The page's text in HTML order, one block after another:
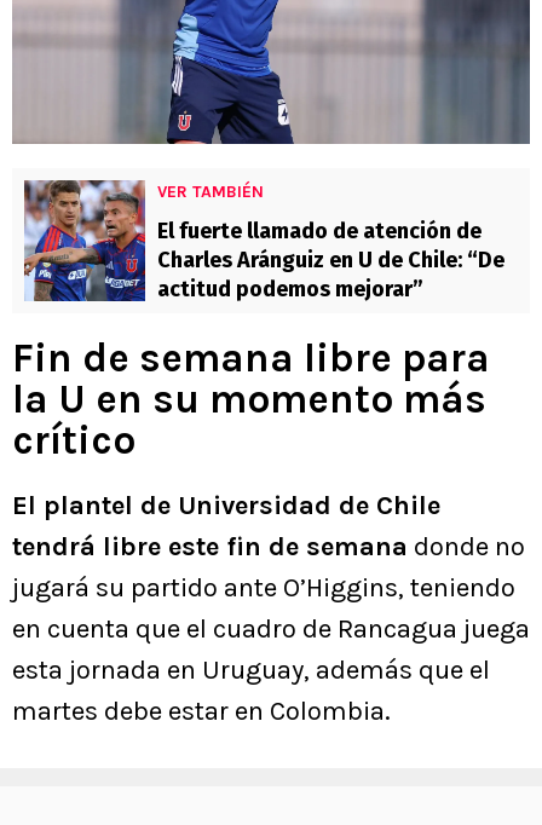
VER TAMBIÉN
El fuerte llamado de atención de
Charles Aránguiz en U de Chile: “De
actitud podemos mejorar”
Fin de semana libre para
la U en su momento más
crítico
El plantel de Universidad de Chile
tendrá libre este fin de semana donde no
jugará su partido ante O’Higgins, teniendo
en cuenta que el cuadro de Rancagua juega
esta jornada en Uruguay, además que el
martes debe estar en Colombia.